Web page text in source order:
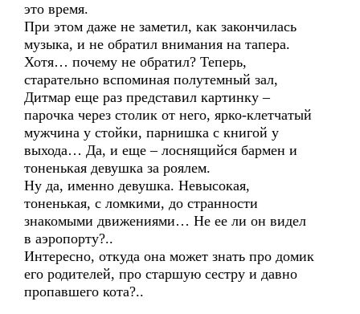
это время.
При этом даже не заметил, как закончилась
музыка, и не обратил внимания на тапера.
Хотя… почему не обратил? Теперь,
старательно вспоминая полутемный зал,
Дитмар еще раз представил картинку –
парочка через столик от него, ярко-клетчатый
мужчина у стойки, парнишка с книгой у
выхода… Да, и еще – лоснящийся бармен и
тоненькая девушка за роялем.
Ну да, именно девушка. Невысокая,
тоненькая, с ломкими, до странности
знакомыми движениями… Не ее ли он видел
в аэропорту?..
Интересно, откуда она может знать про домик
его родителей, про старшую сестру и давно
пропавшего кота?..